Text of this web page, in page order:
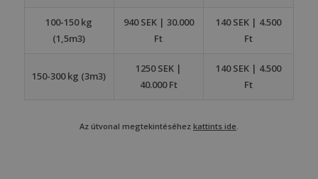
100-150 kg
(1,5m3)
940 SEK | 30.000
Ft
140 SEK | 4.500
Ft
150-300 kg (3m3)
1250 SEK |
40.000 Ft
140 SEK | 4.500
Ft
Az útvonal megtekintéséhez kattints ide.